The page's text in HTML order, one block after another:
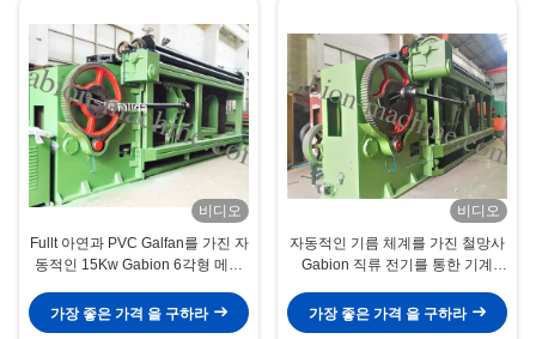
비디오
Fullt 아연과 PVC Galfan를 가진 자
동적인 15Kw Gabion 6각형 메시
가장 좋은 가격 을 구하라
비디오
자동적인 기름 체계를 가진 철망사
Gabion 직류 전기를 통한 기계
가장 좋은 가격 을 구하라